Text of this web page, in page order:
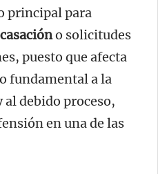
principal para
o solicitudes
puesto que afecta
fundamental a la
debido proceso,
en una de las